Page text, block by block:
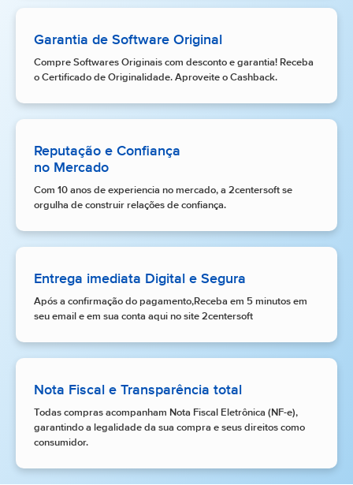
Garantia de Software Original
Compre Softwares Originais com desconto e garantia! Receba
o Certificado de Originalidade. Aproveite o Cashback.
Reputação e Confiança
no Mercado
Com 10 anos de experiencia no mercado, a 2centersoft se
orgulha de construir relações de confiança.
Entrega imediata Digital e Segura
Após a confirmação do pagamento,Receba em 5 minutos em
seu email e em sua conta aqui no site 2centersoft
Nota Fiscal e Transparência total
Todas compras acompanham Nota Fiscal Eletrônica (NF-e),
garantindo a legalidade da sua compra e seus direitos como
consumidor.